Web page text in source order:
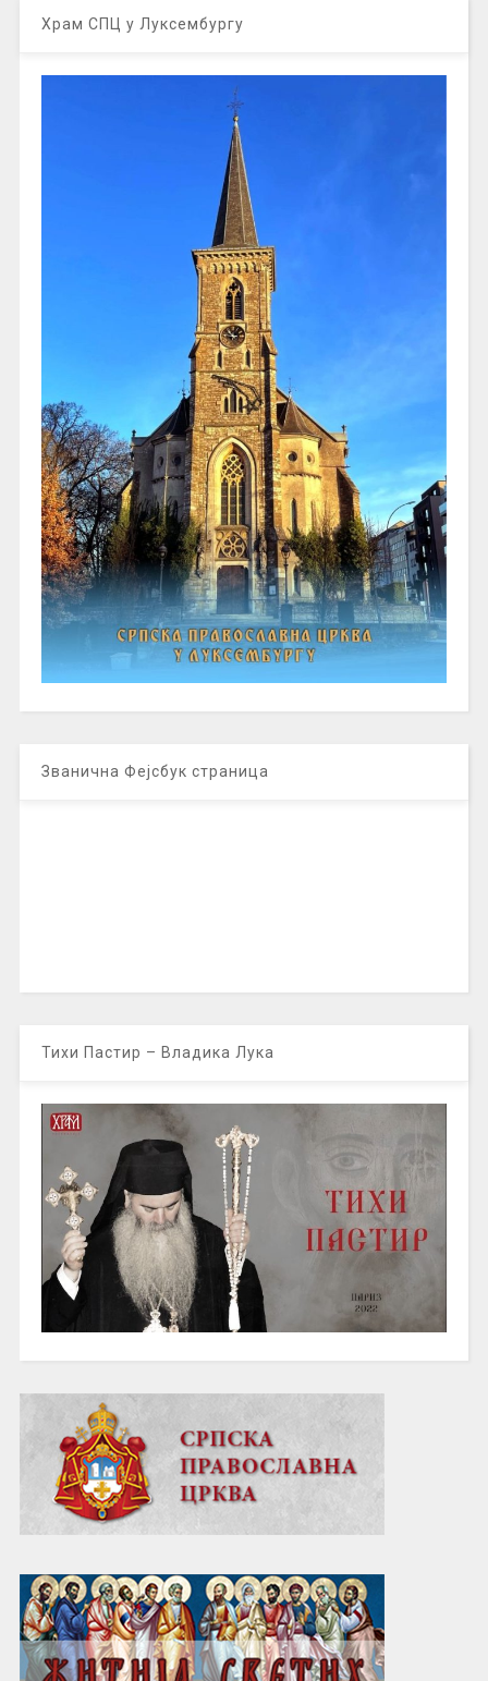
Храм СПЦ у Луксембургу
Званична Фејсбук страница
Тихи Пастир – Владика Лука